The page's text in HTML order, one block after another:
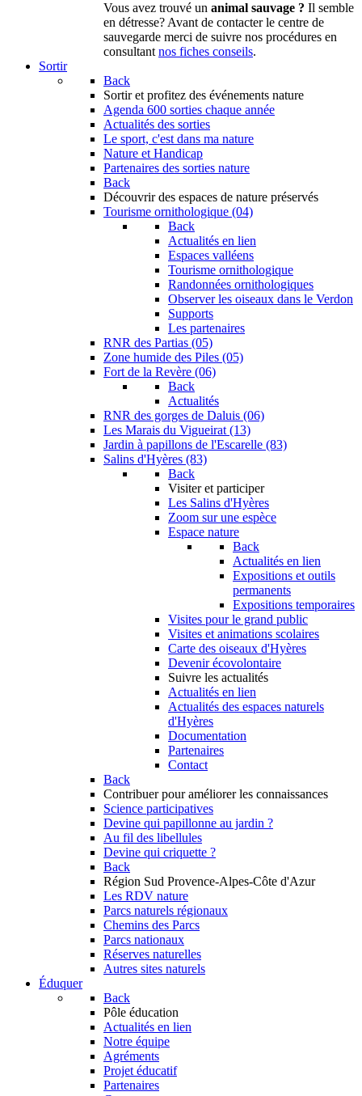
Vous avez trouvé un animal sauvage ? Il semble
en détresse? Avant de contacter le centre de
sauvegarde merci de suivre nos procédures en
consultant nos fiches conseils.
Sortir
Back
Sortir et profitez des événements nature
Agenda 600 sorties chaque année
Actualités des sorties
Le sport, c'est dans ma nature
Nature et Handicap
Partenaires des sorties nature
Back
Découvrir des espaces de nature préservés
Tourisme ornithologique (04)
Back
Actualités en lien
Espaces valléens
Tourisme ornithologique
Randonnées ornithologiques
Observer les oiseaux dans le Verdon
Supports
Les partenaires
RNR des Partias (05)
Zone humide des Piles (05)
Fort de la Revère (06)
Back
Actualités
RNR des gorges de Daluis (06)
Les Marais du Vigueirat (13)
Jardin à papillons de l'Escarelle (83)
Salins d'Hyères (83)
Back
Visiter et participer
Les Salins d'Hyères
Zoom sur une espèce
Espace nature
Back
Actualités en lien
Expositions et outils
permanents
Expositions temporaires
Visites pour le grand public
Visites et animations scolaires
Carte des oiseaux d'Hyères
Devenir écovolontaire
Suivre les actualités
Actualités en lien
Actualités des espaces naturels
d'Hyères
Documentation
Partenaires
Contact
Back
Contribuer pour améliorer les connaissances
Science participatives
Devine qui papillonne au jardin ?
Au fil des libellules
Devine qui criquette ?
Back
Région Sud Provence-Alpes-Côte d'Azur
Les RDV nature
Parcs naturels régionaux
Chemins des Parcs
Parcs nationaux
Réserves naturelles
Autres sites naturels
Éduquer
Back
Pôle éducation
Actualités en lien
Notre équipe
Agréments
Projet éducatif
Partenaires